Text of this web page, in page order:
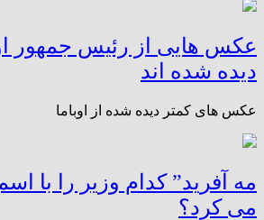
عکس هایی از رئیس جمهور
دیده شده اند
عکس های کمتر دیده شده از اوباما
مه آفرید” کدام وزیر را با
می کرد؟